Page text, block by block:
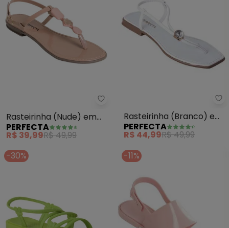
Perfecta - Rasteirinha (Nude)
Rasteirinha (Nude) em
Sintético
PERFECTA
R$ 39,99R$ 49,99
Rasteirinha (Branco) em
Verniz
PERFECTA
R$ 44,99R$ 49,99
-30%
-11%